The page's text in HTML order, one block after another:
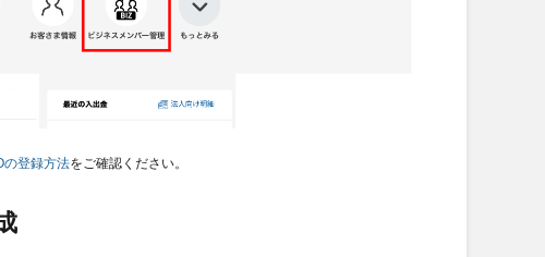
の登録方法をご確認ください。